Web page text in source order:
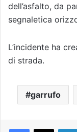
dell’asfalto, da
segnaletica
L’incidente ha
di strada.
garrufo